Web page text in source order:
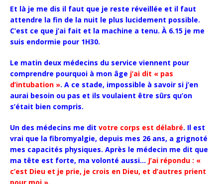
Et là je me dis il faut que je reste réveillée et il faut
attendre la fin de la nuit le plus lucidement possible.
C’est ce que j’ai fait et la machine a tenu. À 6.15 je me
suis endormie pour 1H30.
Le matin deux médecins du service viennent pour
comprendre pourquoi à mon âge j’ai dit « pas
d’intubation ». A ce stade, impossible à savoir si j’en
aurai besoin ou pas et ils voulaient être sûrs qu’on
s’était bien compris.
Un des médecins me dit votre corps est délabré. Il est
vrai que la fibromyalgie, depuis mes 26 ans, a grignoté
mes capacités physiques. Après le médecin me dit que
ma tête est forte, ma volonté aussi… J’ai répondu : «
c’est Dieu et je prie, je crois en Dieu, et d’autres prient